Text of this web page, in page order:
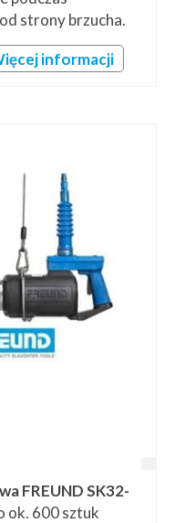
strony brzucha.
informacji
FREUND SK32-
ok. 600 sztuk